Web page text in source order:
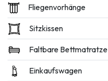
Fliegenvorhänge
Sitzkissen
Faltbare Bettmatratze
Einkaufswagen